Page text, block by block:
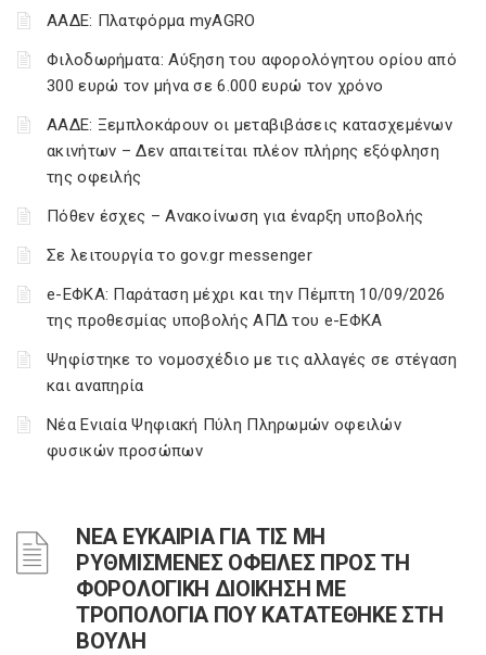
ΑΑΔΕ: Πλατφόρμα myAGRO
Φιλοδωρήματα: Αύξηση του αφορολόγητου ορίου από
300 ευρώ τον μήνα σε 6.000 ευρώ τον χρόνο
ΑΑΔΕ: Ξεμπλοκάρουν οι μεταβιβάσεις κατασχεμένων
ακινήτων – Δεν απαιτείται πλέον πλήρης εξόφληση
της οφειλής
Πόθεν έσχες – Ανακοίνωση για έναρξη υποβολής
Σε λειτουργία το gov.gr messenger
e-ΕΦΚΑ: Παράταση μέχρι και την Πέμπτη 10/09/2026
της προθεσμίας υποβολής ΑΠΔ του e-ΕΦΚΑ
Ψηφίστηκε το νομοσχέδιο με τις αλλαγές σε στέγαση
και αναπηρία
Νέα Ενιαία Ψηφιακή Πύλη Πληρωμών οφειλών
φυσικών προσώπων
ΝΕΑ ΕΥΚΑΙΡΙΑ ΓΙΑ ΤΙΣ ΜΗ
ΡΥΘΜΙΣΜΕΝΕΣ ΟΦΕΙΛΕΣ ΠΡΟΣ ΤΗ
ΦΟΡΟΛΟΓΙΚΗ ΔΙΟΙΚΗΣΗ ΜΕ
ΤΡΟΠΟΛΟΓΙΑ ΠΟΥ ΚΑΤΑΤΕΘΗΚΕ ΣΤΗ
ΒΟΥΛΗ